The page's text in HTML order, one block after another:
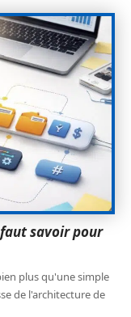
faut savoir pour
plus qu'une simple
de l'architecture de